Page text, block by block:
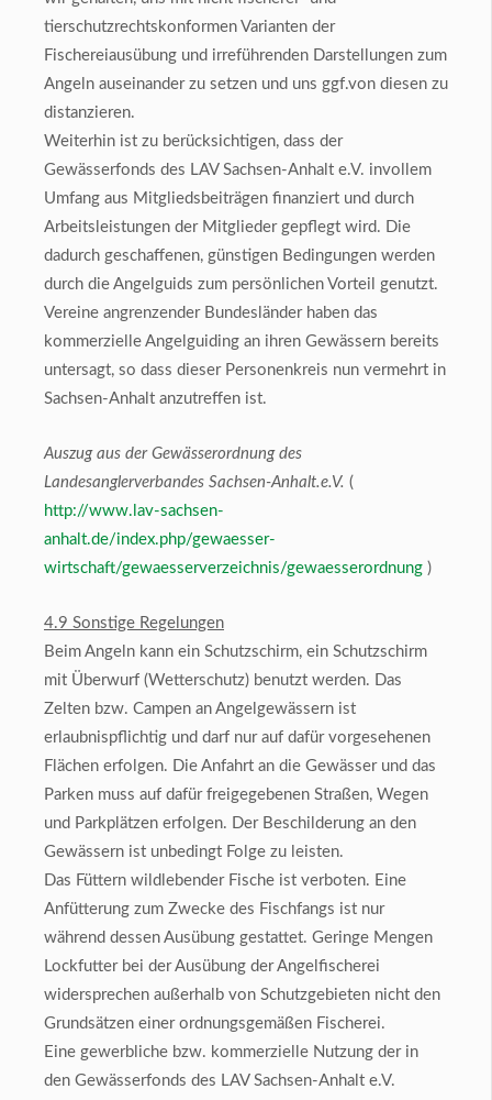
tierschutzrechtskonformen Varianten der
Fischereiausübung und irreführenden Darstellungen zum
Angeln auseinander zu setzen und uns ggf.von diesen zu
distanzieren.
Weiterhin ist zu berücksichtigen, dass der
Gewässerfonds des LAV Sachsen-Anhalt e.V. invollem
Umfang aus Mitgliedsbeiträgen finanziert und durch
Arbeitsleistungen der Mitglieder gepflegt wird. Die
dadurch geschaffenen, günstigen Bedingungen werden
durch die Angelguids zum persönlichen Vorteil genutzt.
Vereine angrenzender Bundesländer haben das
kommerzielle Angelguiding an ihren Gewässern bereits
untersagt, so dass dieser Personenkreis nun vermehrt in
Sachsen-Anhalt anzutreffen ist.
Auszug aus der Gewässerordnung des
Landesanglerverbandes Sachsen-Anhalt.e.V. (
http://www.lav-sachsen-
anhalt.de/index.php/gewaesser-
wirtschaft/gewaesserverzeichnis/gewaesserordnung )
4.9 Sonstige Regelungen
Beim Angeln kann ein Schutzschirm, ein Schutzschirm
mit Überwurf (Wetterschutz) benutzt werden. Das
Zelten bzw. Campen an Angelgewässern ist
erlaubnispflichtig und darf nur auf dafür vorgesehenen
Flächen erfolgen. Die Anfahrt an die Gewässer und das
Parken muss auf dafür freigegebenen Straßen, Wegen
und Parkplätzen erfolgen. Der Beschilderung an den
Gewässern ist unbedingt Folge zu leisten.
Das Füttern wildlebender Fische ist verboten. Eine
Anfütterung zum Zwecke des Fischfangs ist nur
während dessen Ausübung gestattet. Geringe Mengen
Lockfutter bei der Ausübung der Angelfischerei
widersprechen außerhalb von Schutzgebieten nicht den
Grundsätzen einer ordnungsgemäßen Fischerei.
Eine gewerbliche bzw. kommerzielle Nutzung der in
den Gewässerfonds des LAV Sachsen-Anhalt e.V.